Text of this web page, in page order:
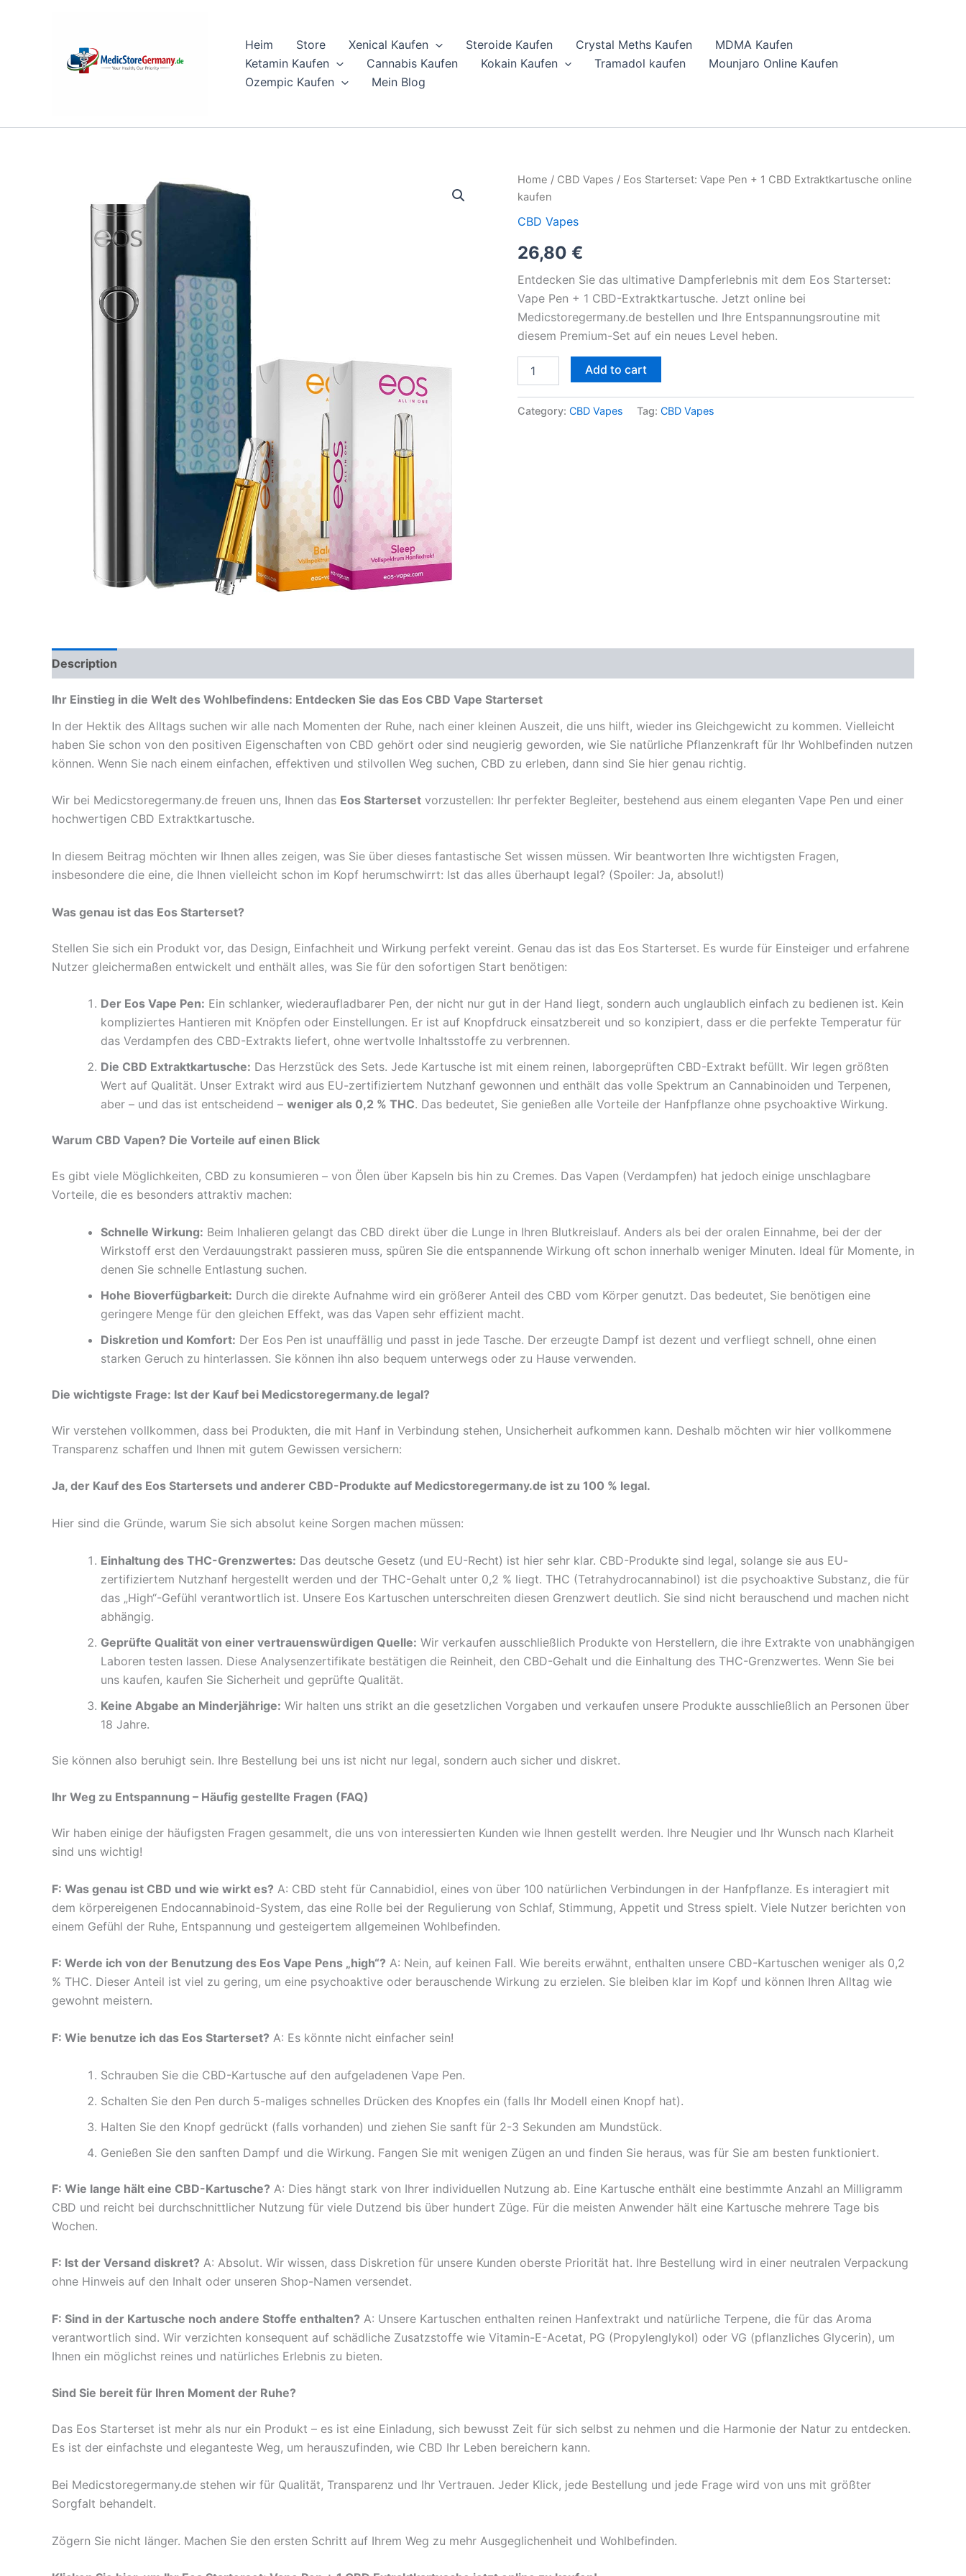
Heim Store Xenical Kaufen Steroide Kaufen Crystal Meths Kaufen
MDMA Kaufen
Ketamin Kaufen
Cannabis Kaufen Kokain Kaufen Tramadol kaufen
Mounjaro Online Kaufen
Ozempic Kaufen
Mein Blog
Home / CBD Vapes / Eos Starterset: Vape Pen + 1 CBD Extraktkartusche online
kaufen
CBD Vapes
26,80 €
Entdecken Sie das ultimative Dampferlebnis mit dem Eos Starterset:
Vape Pen + 1 CBD-Extraktkartusche. Jetzt online bei
Medicstoregermany.de bestellen und Ihre Entspannungsroutine mit
diesem Premium-Set auf ein neues Level heben.
Eos
Starterset:
Pen
1
CBD
Extraktkartusche
online
kaufen
quantity
Add to cart
Category: CBD Vapes Tag: CBD Vapes
Description
Ihr Einstieg in die Welt des Wohlbefindens: Entdecken Sie das Eos CBD Vape Starterset
In der Hektik des Alltags suchen wir alle nach Momenten der Ruhe, nach einer kleinen Auszeit, die uns hilft, wieder ins Gleichgewicht zu kommen. Vielleicht
haben Sie schon von den positiven Eigenschaften von CBD gehört oder sind neugierig geworden, wie Sie natürliche Pflanzenkraft für Ihr Wohlbefinden nutzen
können. Wenn Sie nach einem einfachen, effektiven und stilvollen Weg suchen, CBD zu erleben, dann sind Sie hier genau richtig.
Wir bei Medicstoregermany.de freuen uns, Ihnen das Eos Starterset vorzustellen: Ihr perfekter Begleiter, bestehend aus einem eleganten Vape Pen und einer
hochwertigen CBD Extraktkartusche.
In diesem Beitrag möchten wir Ihnen alles zeigen, was Sie über dieses fantastische Set wissen müssen. Wir beantworten Ihre wichtigsten Fragen,
insbesondere die eine, die Ihnen vielleicht schon im Kopf herumschwirrt: Ist das alles überhaupt legal? (Spoiler: Ja, absolut!)
Was genau ist das Eos Starterset?
Stellen Sie sich ein Produkt vor, das Design, Einfachheit und Wirkung perfekt vereint. Genau das ist das Eos Starterset. Es wurde für Einsteiger und erfahrene
Nutzer gleichermaßen entwickelt und enthält alles, was Sie für den sofortigen Start benötigen:
Der Eos Vape Pen: Ein schlanker, wiederaufladbarer Pen, der nicht nur gut in der Hand liegt, sondern auch unglaublich einfach zu bedienen ist. Kein
kompliziertes Hantieren mit Knöpfen oder Einstellungen. Er ist auf Knopfdruck einsatzbereit und so konzipiert, dass er die perfekte Temperatur für
das Verdampfen des CBD-Extrakts liefert, ohne wertvolle Inhaltsstoffe zu verbrennen.
Die CBD Extraktkartusche: Das Herzstück des Sets. Jede Kartusche ist mit einem reinen, laborgeprüften CBD-Extrakt befüllt. Wir legen größten
Wert auf Qualität. Unser Extrakt wird aus EU-zertifiziertem Nutzhanf gewonnen und enthält das volle Spektrum an Cannabinoiden und Terpenen,
aber – und das ist entscheidend – weniger als 0,2 % THC. Das bedeutet, Sie genießen alle Vorteile der Hanfpflanze ohne psychoaktive Wirkung.
Warum CBD Vapen? Die Vorteile auf einen Blick
Es gibt viele Möglichkeiten, CBD zu konsumieren – von Ölen über Kapseln bis hin zu Cremes. Das Vapen (Verdampfen) hat jedoch einige unschlagbare
Vorteile, die es besonders attraktiv machen:
Schnelle Wirkung: Beim Inhalieren gelangt das CBD direkt über die Lunge in Ihren Blutkreislauf. Anders als bei der oralen Einnahme, bei der der
Wirkstoff erst den Verdauungstrakt passieren muss, spüren Sie die entspannende Wirkung oft schon innerhalb weniger Minuten. Ideal für Momente, in
denen Sie schnelle Entlastung suchen.
Hohe Bioverfügbarkeit: Durch die direkte Aufnahme wird ein größerer Anteil des CBD vom Körper genutzt. Das bedeutet, Sie benötigen eine
geringere Menge für den gleichen Effekt, was das Vapen sehr effizient macht.
Diskretion und Komfort: Der Eos Pen ist unauffällig und passt in jede Tasche. Der erzeugte Dampf ist dezent und verfliegt schnell, ohne einen
starken Geruch zu hinterlassen. Sie können ihn also bequem unterwegs oder zu Hause verwenden.
Die wichtigste Frage: Ist der Kauf bei Medicstoregermany.de legal?
Wir verstehen vollkommen, dass bei Produkten, die mit Hanf in Verbindung stehen, Unsicherheit aufkommen kann. Deshalb möchten wir hier vollkommene
Transparenz schaffen und Ihnen mit gutem Gewissen versichern:
Ja, der Kauf des Eos Startersets und anderer CBD-Produkte auf Medicstoregermany.de ist zu 100 % legal.
Hier sind die Gründe, warum Sie sich absolut keine Sorgen machen müssen:
Einhaltung des THC-Grenzwertes: Das deutsche Gesetz (und EU-Recht) ist hier sehr klar. CBD-Produkte sind legal, solange sie aus EU-
zertifiziertem Nutzhanf hergestellt werden und der THC-Gehalt unter 0,2 % liegt. THC (Tetrahydrocannabinol) ist die psychoaktive Substanz, die für
das „High“-Gefühl verantwortlich ist. Unsere Eos Kartuschen unterschreiten diesen Grenzwert deutlich. Sie sind nicht berauschend und machen nicht
abhängig.
Geprüfte Qualität von einer vertrauenswürdigen Quelle: Wir verkaufen ausschließlich Produkte von Herstellern, die ihre Extrakte von unabhängigen
Laboren testen lassen. Diese Analysenzertifikate bestätigen die Reinheit, den CBD-Gehalt und die Einhaltung des THC-Grenzwertes. Wenn Sie bei
uns kaufen, kaufen Sie Sicherheit und geprüfte Qualität.
Keine Abgabe an Minderjährige: Wir halten uns strikt an die gesetzlichen Vorgaben und verkaufen unsere Produkte ausschließlich an Personen über
18 Jahre.
Sie können also beruhigt sein. Ihre Bestellung bei uns ist nicht nur legal, sondern auch sicher und diskret.
Ihr Weg zu Entspannung – Häufig gestellte Fragen (FAQ)
Wir haben einige der häufigsten Fragen gesammelt, die uns von interessierten Kunden wie Ihnen gestellt werden. Ihre Neugier und Ihr Wunsch nach Klarheit
sind uns wichtig!
F: Was genau ist CBD und wie wirkt es? A: CBD steht für Cannabidiol, eines von über 100 natürlichen Verbindungen in der Hanfpflanze. Es interagiert mit
dem körpereigenen Endocannabinoid-System, das eine Rolle bei der Regulierung von Schlaf, Stimmung, Appetit und Stress spielt. Viele Nutzer berichten von
einem Gefühl der Ruhe, Entspannung und gesteigertem allgemeinen Wohlbefinden.
F: Werde ich von der Benutzung des Eos Vape Pens „high“? A: Nein, auf keinen Fall. Wie bereits erwähnt, enthalten unsere CBD-Kartuschen weniger als 0,2
% THC. Dieser Anteil ist viel zu gering, um eine psychoaktive oder berauschende Wirkung zu erzielen. Sie bleiben klar im Kopf und können Ihren Alltag wie
gewohnt meistern.
F: Wie benutze ich das Eos Starterset? A: Es könnte nicht einfacher sein!
Schrauben Sie die CBD-Kartusche auf den aufgeladenen Vape Pen.
Schalten Sie den Pen durch 5-maliges schnelles Drücken des Knopfes ein (falls Ihr Modell einen Knopf hat).
Halten Sie den Knopf gedrückt (falls vorhanden) und ziehen Sie sanft für 2-3 Sekunden am Mundstück.
Genießen Sie den sanften Dampf und die Wirkung. Fangen Sie mit wenigen Zügen an und finden Sie heraus, was für Sie am besten funktioniert.
F: Wie lange hält eine CBD-Kartusche? A: Dies hängt stark von Ihrer individuellen Nutzung ab. Eine Kartusche enthält eine bestimmte Anzahl an Milligramm
CBD und reicht bei durchschnittlicher Nutzung für viele Dutzend bis über hundert Züge. Für die meisten Anwender hält eine Kartusche mehrere Tage bis
Wochen.
F: Ist der Versand diskret? A: Absolut. Wir wissen, dass Diskretion für unsere Kunden oberste Priorität hat. Ihre Bestellung wird in einer neutralen Verpackung
ohne Hinweis auf den Inhalt oder unseren Shop-Namen versendet.
F: Sind in der Kartusche noch andere Stoffe enthalten? A: Unsere Kartuschen enthalten reinen Hanfextrakt und natürliche Terpene, die für das Aroma
verantwortlich sind. Wir verzichten konsequent auf schädliche Zusatzstoffe wie Vitamin-E-Acetat, PG (Propylenglykol) oder VG (pflanzliches Glycerin), um
Ihnen ein möglichst reines und natürliches Erlebnis zu bieten.
Sind Sie bereit für Ihren Moment der Ruhe?
Das Eos Starterset ist mehr als nur ein Produkt – es ist eine Einladung, sich bewusst Zeit für sich selbst zu nehmen und die Harmonie der Natur zu entdecken.
Es ist der einfachste und eleganteste Weg, um herauszufinden, wie CBD Ihr Leben bereichern kann.
Bei Medicstoregermany.de stehen wir für Qualität, Transparenz und Ihr Vertrauen. Jeder Klick, jede Bestellung und jede Frage wird von uns mit größter
Sorgfalt behandelt.
Zögern Sie nicht länger. Machen Sie den ersten Schritt auf Ihrem Weg zu mehr Ausgeglichenheit und Wohlbefinden.